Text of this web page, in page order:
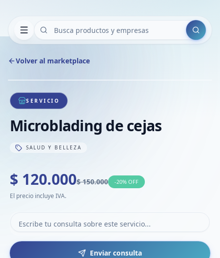
Buscar
Volver al marketplace
1/1
SERVICIO
Microblading de cejas
SALUD Y BELLEZA
$ 120.000$ 150.000 -20% OFF
El precio incluye IVA.
Enviar consulta